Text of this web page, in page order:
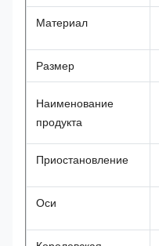
Материал
Размер
Наименование
продукта
Приостановление
Оси